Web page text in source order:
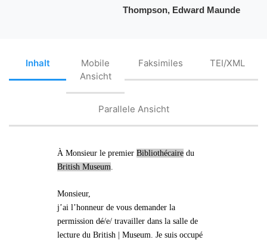
Thompson, Edward Maunde
Inhalt
Mobile
Ansicht
Faksimiles TEI/XML
Parallele Ansicht
À Monsieurle premierBibliothécaire du
British Museum
Monsieur,
j’ai l’honneur de vousdemander la
permission dé/e/ travailler dans la salle de
lecture du British | Museum. Je suis occupé